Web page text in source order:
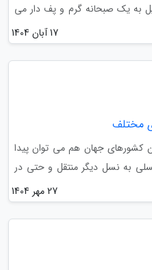
به یک صبحانه گرم و پف دار می
17 آبان 1404
مختلف
کشورهای جهان هم می توان پیدا
به نسل دیگر منتقل و حتی در
27 مهر 1404